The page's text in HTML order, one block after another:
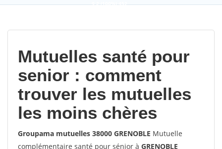
9,2(100%)452
Mutuelles santé pour
senior : comment
trouver les mutuelles
les moins chères
Groupama mutuelles 38000 GRENOBLE Mutuelle
complémentaire santé pour sénior à GRENOBLE